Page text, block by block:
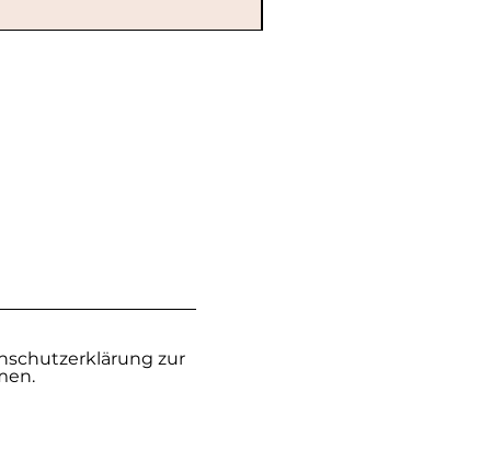
zur